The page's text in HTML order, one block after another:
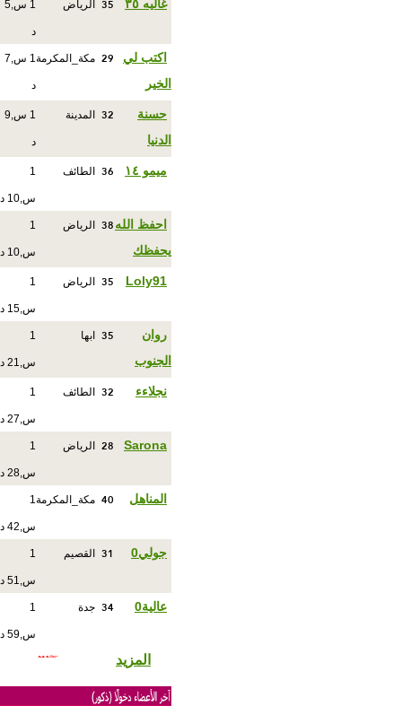
غاليه ٣٥ 35 الرياض 1 س,5
د
اكتب لي
الخير
29 مكة_المكرمة 1 س,7
د
حسنة
الدنيا
32 المدينة 1 س,9
د
ميمو ١٤ 36 الطائف 1
س,10 د
احفظ الله
يحفظك
38 الرياض 1
س,10 د
Loly91
35 الرياض 1
س,15 د
روان
الجنوب
35 ابها 1
س,21 د
نجلاءء 32 الطائف 1
س,27 د
Sarona
28 الرياض 1
س,28 د
المناهل 40 مكة_المكرمة1
س,42 د
جولي0 31 القصيم 1
س,51 د
عالية0 34 جدة 1
س,59 د
المزيد